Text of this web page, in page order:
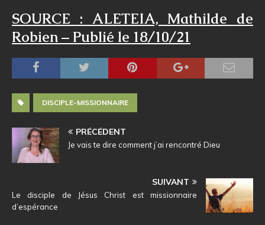
SOURCE : ALETEIA, Mathilde de
Robien – Publié le 18/10/21
DISCIPLE-MISSIONNAIRE
PRÉCÉDENT
Je vais te dire comment j’ai rencontré Dieu
SUIVANT
Le disciple de Jésus Christ est missionnaire
d’espérance